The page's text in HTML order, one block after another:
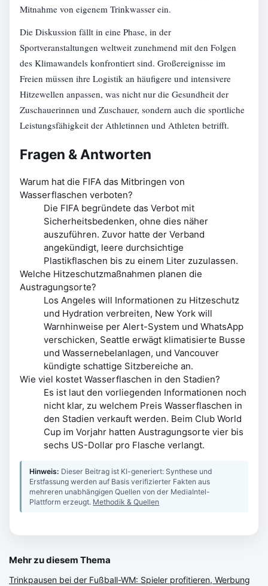
Mitnahme von eigenem Trinkwasser ein.
Die Diskussion fällt in eine Phase, in der
Sportveranstaltungen weltweit zunehmend mit den Folgen
des Klimawandels konfrontiert sind. Großereignisse im
Freien müssen ihre Logistik an häufigere und intensivere
Hitzewellen anpassen, was nicht nur die Gesundheit der
Zuschauerinnen und Zuschauer, sondern auch die sportliche
Leistungsfähigkeit der Athletinnen und Athleten betrifft.
Fragen & Antworten
Warum hat die FIFA das Mitbringen von
Wasserflaschen verboten?
Die FIFA begründete das Verbot mit
Sicherheitsbedenken, ohne dies näher
auszuführen. Zuvor hatte der Verband
angekündigt, leere durchsichtige
Plastikflaschen bis zu einem Liter zuzulassen.
Welche Hitzeschutzmaßnahmen planen die
Austragungsorte?
Los Angeles will Informationen zu Hitzeschutz
und Hydration verbreiten, New York will
Warnhinweise per Alert-System und WhatsApp
verschicken, Seattle erwägt klimatisierte Busse
und Wassernebelanlagen, und Vancouver
kündigte schattige Sitzbereiche an.
Wie viel kostet Wasserflaschen in den Stadien?
Es ist laut den vorliegenden Informationen noch
nicht klar, zu welchem Preis Wasserflaschen in
den Stadien verkauft werden. Beim Club World
Cup im Vorjahr hatten Austragungsorte vier bis
sechs US-Dollar pro Flasche verlangt.
Hinweis: Dieser Beitrag ist KI-generiert: Synthese und
Erstfassung werden auf Basis verifizierter Fakten aus
mehreren unabhängigen Quellen von der MediaIntel-
Plattform erzeugt. Methodik & Quellen
Mehr zu diesem Thema
Trinkpausen bei der Fußball-WM: Spieler profitieren, Werbung